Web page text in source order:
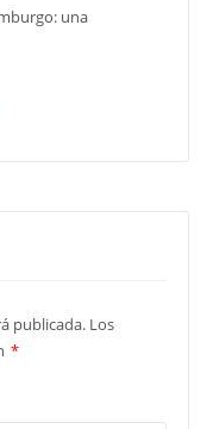
una
publicada. Los
*